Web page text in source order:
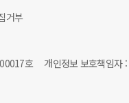
거부
호 개인정보 보호책임자